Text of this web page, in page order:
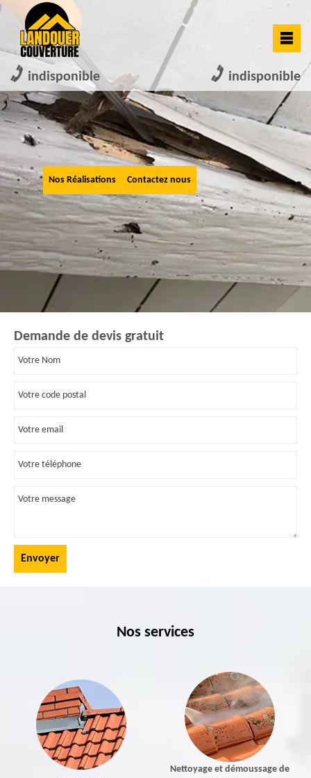
indisponible indisponible
Nos Réalisations Contactez nous
Demande de devis gratuit
Nos services
Nettoyage et démoussage de